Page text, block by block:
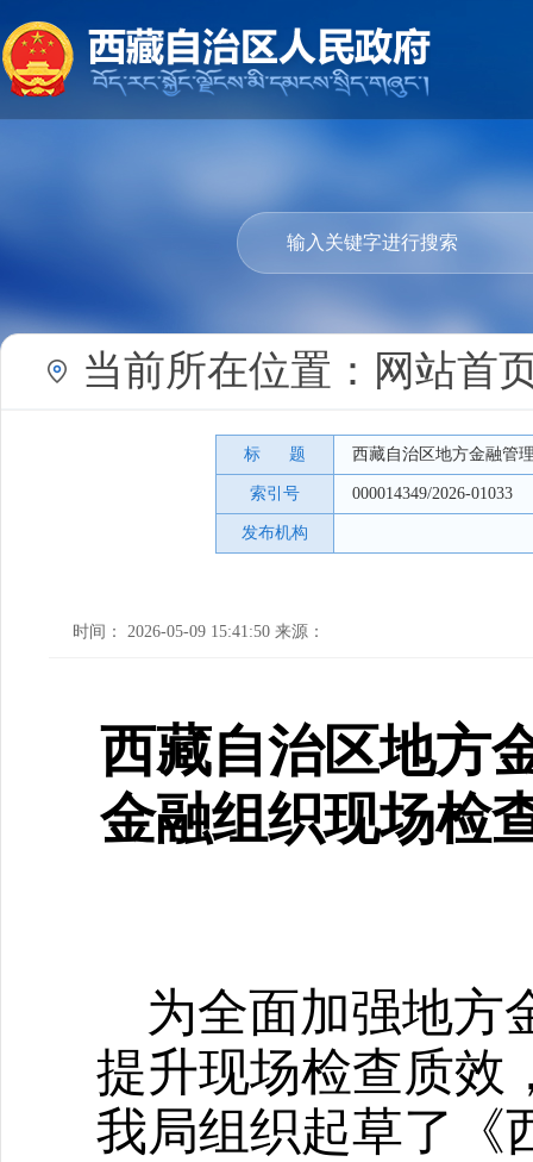
当前所在位置： 网站首
标 题 西藏自治区地方金融管
索引号 000014349/2026-01033
发布机构
时间： 2026-05-09 15:41:50 来源：
西藏自治区地方
金融组织现场检
为全面加强地方
提升现场检查质效
我局组织起草了《